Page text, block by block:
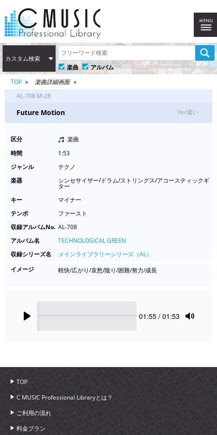
カスタム検索
楽曲
アルバム
TOP
楽曲詳細画面
AL-708 M-28
Future Motion Ver違い
区分
楽曲
時間
1:53
ジャンル
テクノ
楽器
シンセサイザー/ドラム/ストリングス/アコースティックギ
ター
キー
マイナー
テンポ
ファースト
収録アルバムNo. AL-708
アルバム名
TECHNOLOGICAL GREEN
収録シリーズ名
メインライブラリーシリーズ（AL）
イメージ
軽快/広がり/哀愁/陰り/困難/努力/成長
Current
01:55 / 01:53
TOP
C MUSIC Professional Libraryとは？
ご利用の流れ
料金プラン